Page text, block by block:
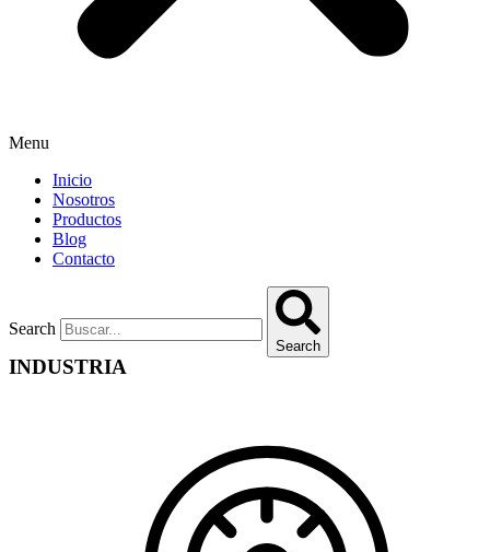
Menu
Inicio
Nosotros
Productos
Blog
Contacto
Search
Search
INDUSTRIA